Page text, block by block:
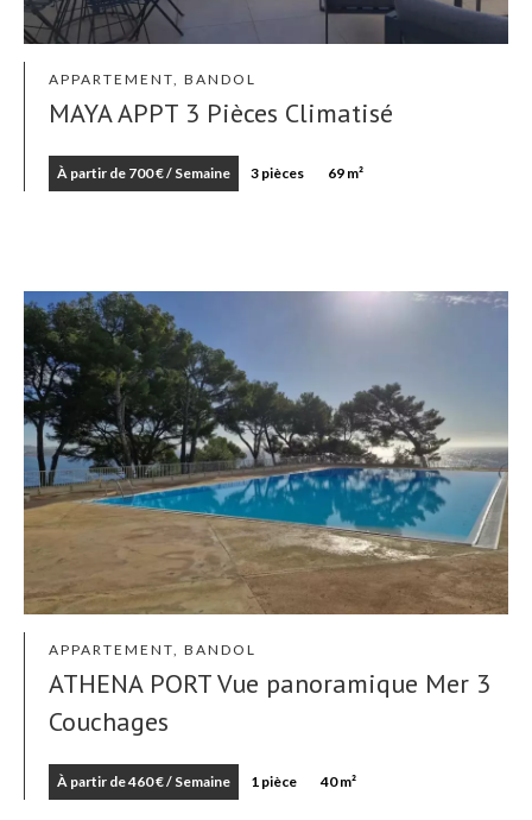
APPARTEMENT, BANDOL
MAYA APPT 3 Pièces Climatisé
À partir de 700 € / Semaine 3 pièces 69 m²
APPARTEMENT, BANDOL
ATHENA PORT Vue panoramique Mer 3
Couchages
À partir de 460 € / Semaine 1 pièce 40 m²